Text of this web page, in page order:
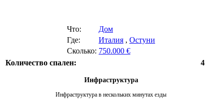
Что:
Дом
Где:
Италия , Остуни
Сколько: 750.000 €
Количество спален:
4
Инфраструктура
Инфраструктура в нескольких минутах езды